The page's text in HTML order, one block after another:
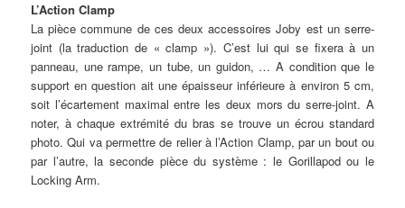
L’Action Clamp
La pièce commune de ces deux accessoires Joby est un serre-
joint (la traduction de « clamp »). C’est lui qui se fixera à un
panneau, une rampe, un tube, un guidon, … A condition que le
support en question ait une épaisseur inférieure à environ 5 cm,
soit l’écartement maximal entre les deux mors du serre-joint. A
noter, à chaque extrémité du bras se trouve un écrou standard
photo. Qui va permettre de relier à l’Action Clamp, par un bout ou
par l’autre, la seconde pièce du système : le Gorillapod ou le
Locking Arm.